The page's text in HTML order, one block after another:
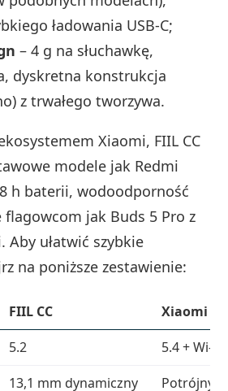
ładowania USB‑C;
– 4 g na słuchawkę,
dyskretna konstrukcja
z trwałego tworzywa.
Xiaomi, FIIL CC
modele jak Redmi
h baterii, wodoodporność
flagowcom jak Buds 5 Pro z
Aby ułatwić szybkie
na poniższe zestawienie:
FIIL CC
Xiaomi
5.2
5.4 + Wi‑Fi
13,1 mm dynamiczny Potrójny